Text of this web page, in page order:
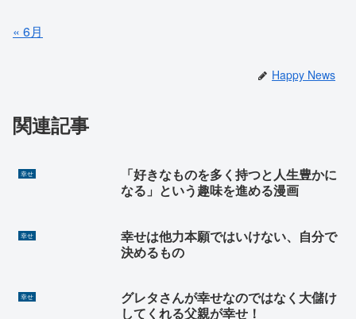
« 6月
Happy News
関連記事
幸せ
「好きなものを多く持つと人生豊かに
なる」という趣味を進める漫画
幸せ
幸せは他力本願ではいけない、自分で
決めるもの
幸せ
グレタさんが幸せなのではなく大儲け
してくれる父親が幸せ！